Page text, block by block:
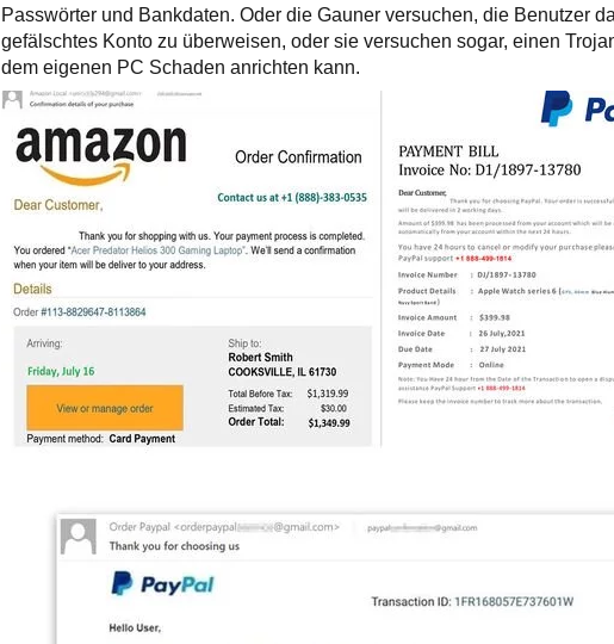
Passwörter und Bankdaten. Oder die Gauner versuchen, die Benutzer
gefälschtes Konto zu überweisen, oder sie versuchen sogar, einen
dem eigenen PC Schaden anrichten kann.